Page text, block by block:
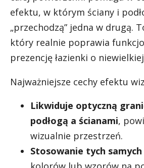
efektu, w którym ściany i
„przechodzą” jedna w drugą.
który realnie poprawia
prezencję łazienki o
Najważniejsze cechy efektu
Likwiduje optyczną
podłogą a ścianami,
wizualnie przestrzeń.
Stosowanie tych